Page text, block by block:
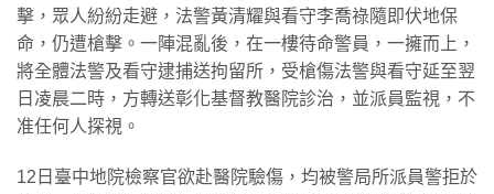
擊，眾人紛紛走避，法警黃清耀與看守李喬祿隨即伏地保
命，仍遭槍擊。一陣混亂後，在一樓待命警員，一擁而上，
將全體法警及看守逮捕送拘留所，受槍傷法警與看守延至翌
日凌晨二時，方轉送彰化基督教醫院診治，並派員監視，不
准任何人探視。
12日臺中地院檢察官欲赴醫院驗傷，均被警局所派員警拒於